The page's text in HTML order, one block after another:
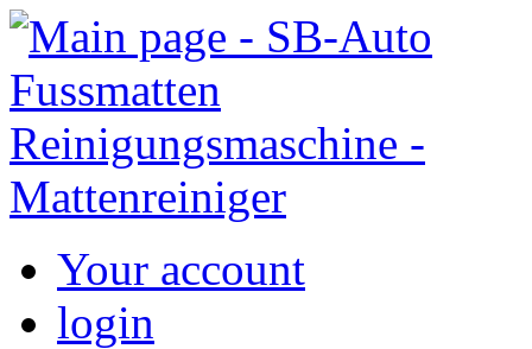
Your account
login